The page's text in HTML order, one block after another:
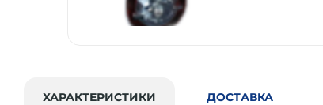
ХАРАКТЕРИСТИКИ ДОСТАВКА